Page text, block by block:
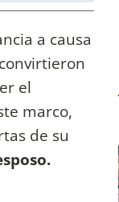
a causa
el
marco,
de su